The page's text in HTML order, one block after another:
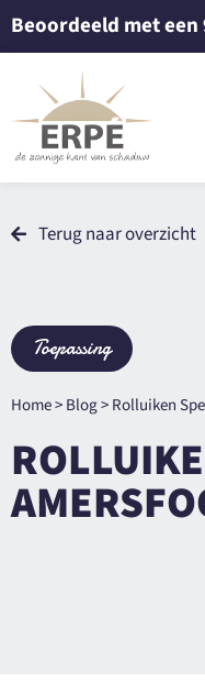
Beoordeeld met een
Terug naar overzicht
Toepassing
Home>Blog>Rolluiken